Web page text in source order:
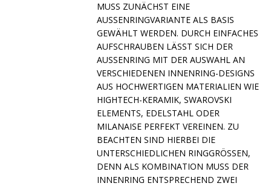
ZUNÄCHST EINE AUSSE
NRINGVARIANTE ALS BASIS GEWÄH
LT WERDEN. DURCH EINFACHES AUFSC
HRAUBEN LÄSST SICH DER AUSSEN
RING MIT DER AUSWAHL AN VERSCH
IEDENEN INNENRING-DESIGNS AUS HO
CHWERTIGEN MATERIALIEN WIE HIGHTE
CH-KERAMIK, SWAROVSKI ELEMEN
TS, EDELSTAHL ODER MILANA
ISE PERFEKT VEREINEN. ZU BEACHT
EN SIND HIERBEI DIE UNTERS
CHIEDLICHEN RINGGRÖSSEN, DENN AL
S KOMBINATION MUSS DER INNENRI
NG ENTSPRECHEND ZWEI NUMMERN